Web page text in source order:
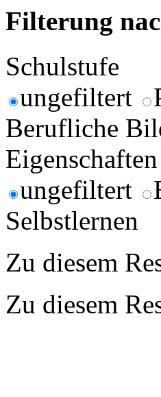
Filterung
Schulstufe
ungefiltert
Berufliche
ungefiltert
Selbstlernen
Zu diesem
Zu diesem